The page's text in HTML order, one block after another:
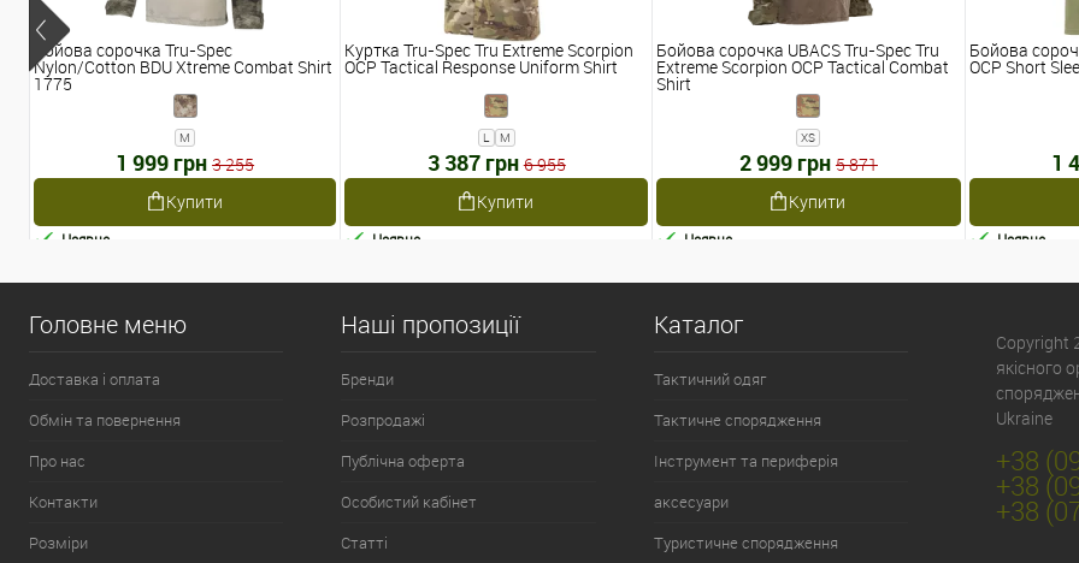
Бойова сорочка Tru-Spec
Nylon/Cotton BDU Xtreme Combat Shirt
1775
M
1 999 грн 3 255
Купити
Наявне
Куртка Tru-Spec Tru Extreme Scorpion
OCP Tactical Response Uniform Shirt
L M
3 387 грн 6 955
Купити
Наявне
Бойова сорочка UBACS Tru-Spec Tru
Extreme Scorpion OCP Tactical Combat
Shirt
XS
2 999 грн 5 871
Купити
Наявне
Бойова
OCP Short
1
Наявне
Головне меню
Доставка і оплата
Обмін та повернення
Про нас
Контакти
Розміри
Наші пропозиції
Бренди
Розпродажі
Публічна оферта
Особистий кабінет
Статті
Каталог
Тактичний одяг
Тактичне спорядження
Інструмент та периферія
аксесуари
Туристичне спорядження
Copyright
якісного
Ukraine
+38
+38
+38